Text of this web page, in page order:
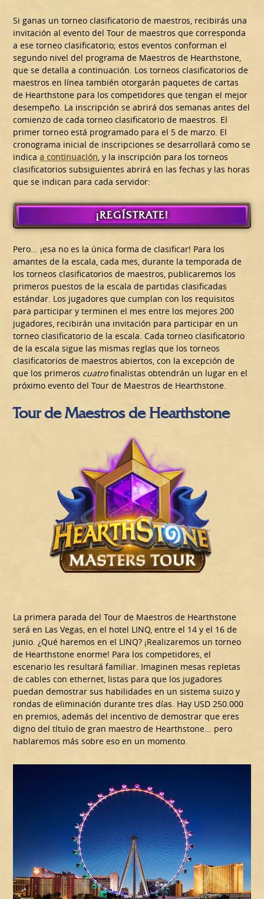
Si ganas un torneo clasificatorio de maestros, recibirás una
invitación al evento del Tour de maestros que corresponda
a ese torneo clasificatorio; estos eventos conforman el
segundo nivel del programa de Maestros de Hearthstone,
que se detalla a continuación. Los torneos clasificatorios de
maestros en línea también otorgarán paquetes de cartas
de Hearthstone para los competidores que tengan el mejor
desempeño. La inscripción se abrirá dos semanas antes del
comienzo de cada torneo clasificatorio de maestros. El
primer torneo está programado para el 5 de marzo. El
cronograma inicial de inscripciones se desarrollará como se
indicaa continuación , y la inscripción para los torneos
clasificatorios subsiguientes abrirá en las fechas y las horas
que se indican para cada servidor:
¡REGÍSTRATE!
Pero... ¡esa no es la única forma de clasificar! Para los
amantes de la escala, cada mes, durante la temporada de
los torneos clasificatorios de maestros, publicaremos los
primeros puestos de la escala de partidas clasificadas
estándar. Los jugadores que cumplan con los requisitos
para participar y terminen el mes entre los mejores 200
jugadores, recibirán una invitación para participar en un
torneo clasificatorio de la escala. Cada torneo clasificatorio
de la escala sigue las mismas reglas que los torneos
clasificatorios de maestros abiertos, con la excepción de
que los primeros cuatrofinalistas obtendrán un lugar en el
próximo evento del Tour de Maestros de Hearthstone.
Tour de Maestros de Hearthstone
La primera parada del Tour de Maestros de Hearthstone
será en Las Vegas, en el hotel LINQ, entre el 14 y el 16 de
junio. ¿Qué haremos en el LINQ? ¡Realizaremos un torneo
de Hearthstone enorme! Para los competidores, el
escenario les resultará familiar. Imaginen mesas repletas
de cables con ethernet, listas para que los jugadores
puedan demostrar sus habilidades en un sistema suizo y
rondas de eliminación durante tres días. Hay USD 250.000
en premios, además del incentivo de demostrar que eres
digno del título de gran maestro de Hearthstone... pero
hablaremos más sobre eso en un momento.